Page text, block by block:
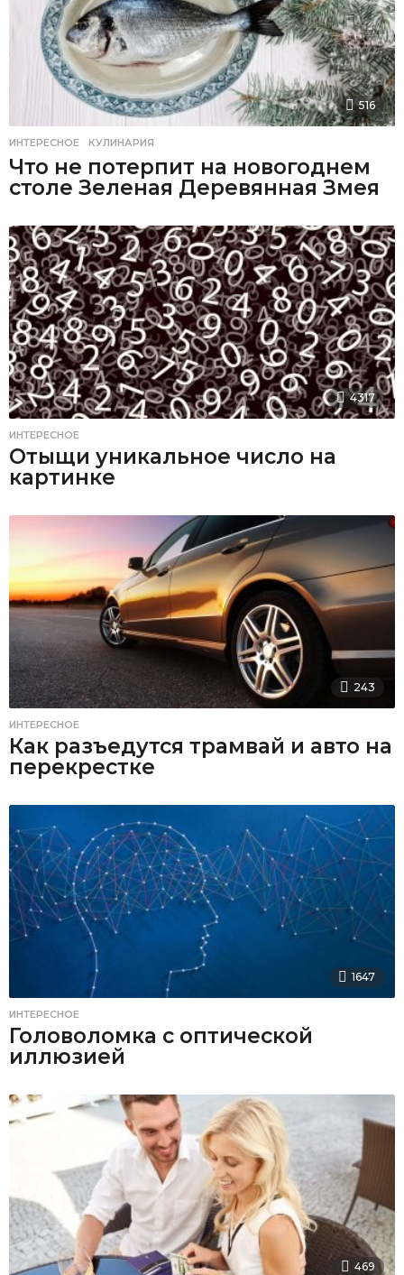
516
ИНТЕРЕСНОЕ ,КУЛИНАРИЯ
Что не потерпит на новогоднем
столе Зеленая Деревянная Змея
4317
ИНТЕРЕСНОЕ
Отыщи уникальное число на
картинке
243
ИНТЕРЕСНОЕ
Как разъедутся трамвай и авто на
перекрестке
1647
ИНТЕРЕСНОЕ
Головоломка с оптической
иллюзией
469